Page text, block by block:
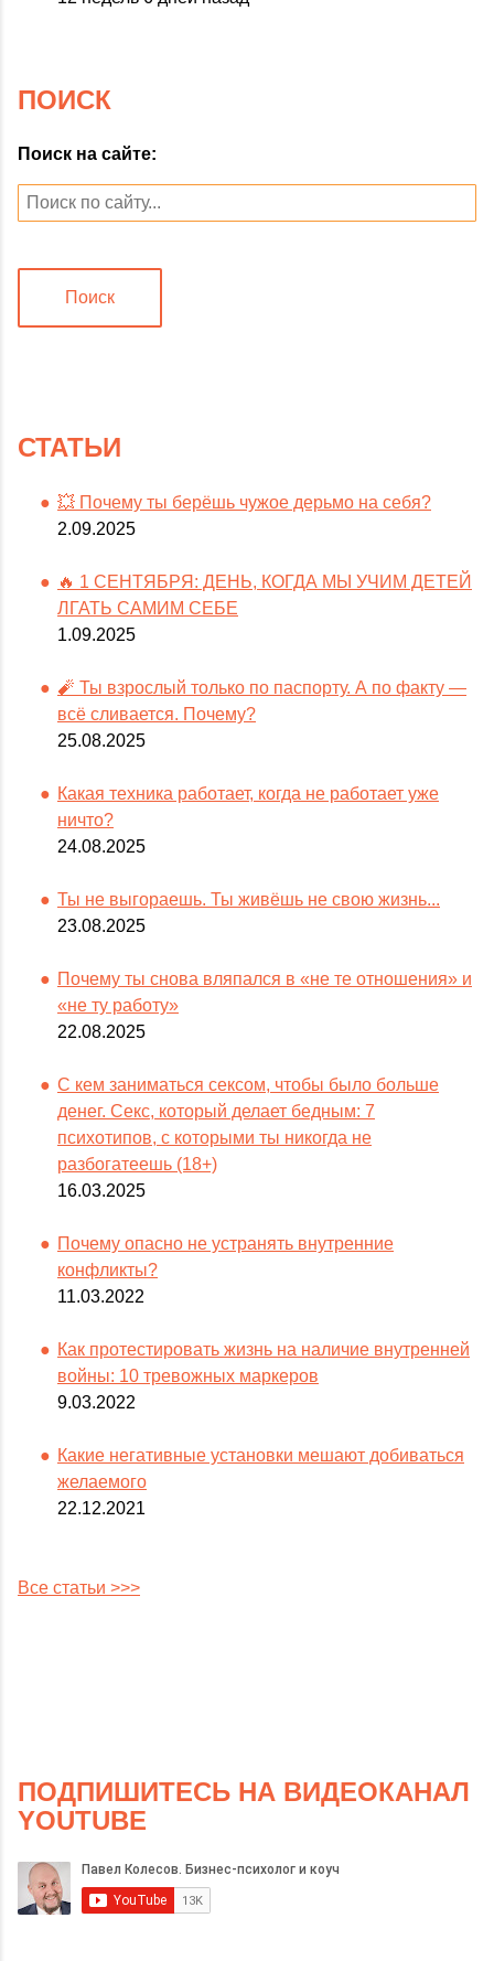
ПОИСК
Поиск на сайте:
Поиск
СТАТЬИ
💥 Почему ты берёшь чужое дерьмо на себя?
2.09.2025
🔥 1 СЕНТЯБРЯ: ДЕНЬ, КОГДА МЫ УЧИМ ДЕТЕЙ
ЛГАТЬ САМИМ СЕБЕ
1.09.2025
🧨 Ты взрослый только по паспорту. А по факту —
всё сливается. Почему?
25.08.2025
Какая техника работает, когда не работает уже
ничто?
24.08.2025
Ты не выгораешь. Ты живёшь не свою жизнь...
23.08.2025
Почему ты снова вляпался в «не те отношения» и
«не ту работу»
22.08.2025
С кем заниматься сексом, чтобы было больше
денег. Секс, который делает бедным: 7
психотипов, с которыми ты никогда не
разбогатеешь (18+)
16.03.2025
Почему опасно не устранять внутренние
конфликты?
11.03.2022
Как протестировать жизнь на наличие внутренней
войны: 10 тревожных маркеров
9.03.2022
Какие негативные установки мешают добиваться
желаемого
22.12.2021
Все статьи >>>
ПОДПИШИТЕСЬ НА ВИДЕОКАНАЛ
YOUTUBE